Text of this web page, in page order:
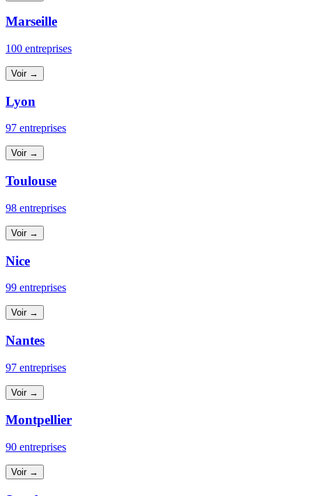
Marseille
100 entreprises
Voir →
Lyon
97 entreprises
Voir →
Toulouse
98 entreprises
Voir →
Nice
99 entreprises
Voir →
Nantes
97 entreprises
Voir →
Montpellier
90 entreprises
Voir →